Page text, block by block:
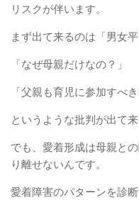
リスクが伴います。
まず出て来るのは「男女
「なぜ母親だけなの？」
「父親も育児に参加すべ
というような批判が出て来
でも、愛着形成は母親と
り離せないんです。
愛着障害のパターンを診